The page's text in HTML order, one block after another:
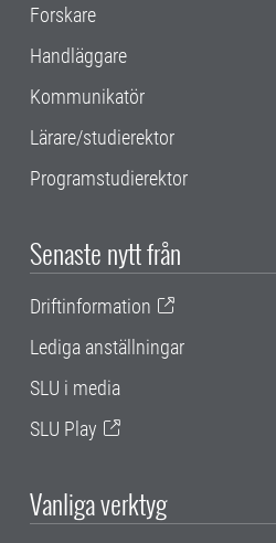
Forskare
Handläggare
Kommunikatör
Lärare/studierektor
Programstudierektor
Senaste nytt från
Driftinformation
Lediga anställningar
SLU i media
SLU Play
Vanliga verktyg